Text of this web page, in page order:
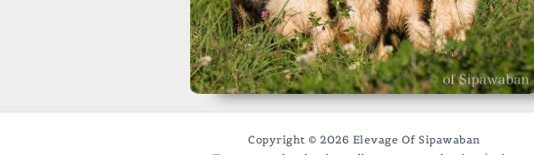
Copyright © 2026 Elevage Of Sipawaban